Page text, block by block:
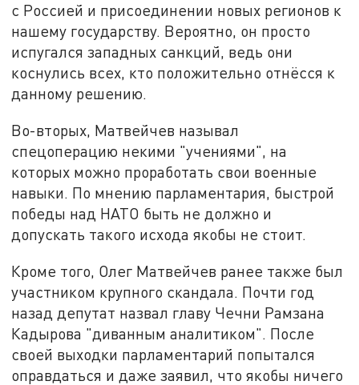
с Россией и присоединении новых регионов к
нашему государству. Вероятно, он просто
испугался западных санкций, ведь они
коснулись всех, кто положительно отнёсся к
данному решению.
Во-вторых, Матвейчев называл
спецоперацию некими "учениями", на
которых можно проработать свои военные
навыки. По мнению парламентария, быстрой
победы над НАТО быть не должно и
допускать такого исхода якобы не стоит.
Кроме того, Олег Матвейчев ранее также был
участником крупного скандала. Почти год
назад депутат назвал главу Чечни Рамзана
Кадырова "диванным аналитиком". После
своей выходки парламентарий попытался
оправдаться и даже заявил, что якобы ничего